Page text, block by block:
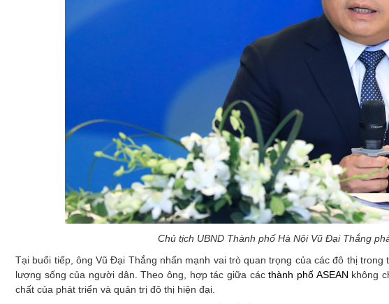
Chủ tịch UBND Thành phố Hà Nội Vũ Đại Thắng
Tại buổi tiếp, ông Vũ Đại Thắng nhấn mạnh vai trò quan trọng của các đô thị
lượng sống của người dân. Theo ông, hợp tác giữa cácthành phố ASEAN không
chất của phát triển và quản trị đô thị hiện đại.